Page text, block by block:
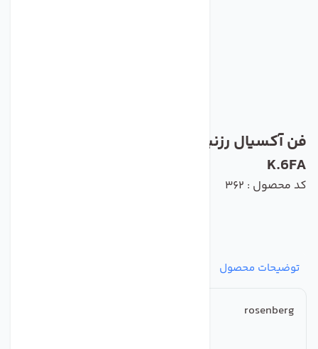
K.6FA
کد محصول : 362
توضیحات محصول
rosenberg